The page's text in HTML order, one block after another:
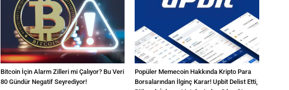
Bitcoin İçin Alarm Zilleri mi Çalıyor? Bu Veri
80 Gündür Negatif Seyrediyor!
Popüler Memecoin Hakkında Kripto Para
Borsalarından İlginç Karar! Upbit Delist Etti,